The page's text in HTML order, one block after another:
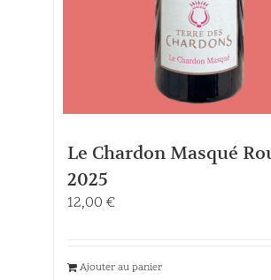
Le Chardon Masqué
2025
12,00 €
Ajouter au panier